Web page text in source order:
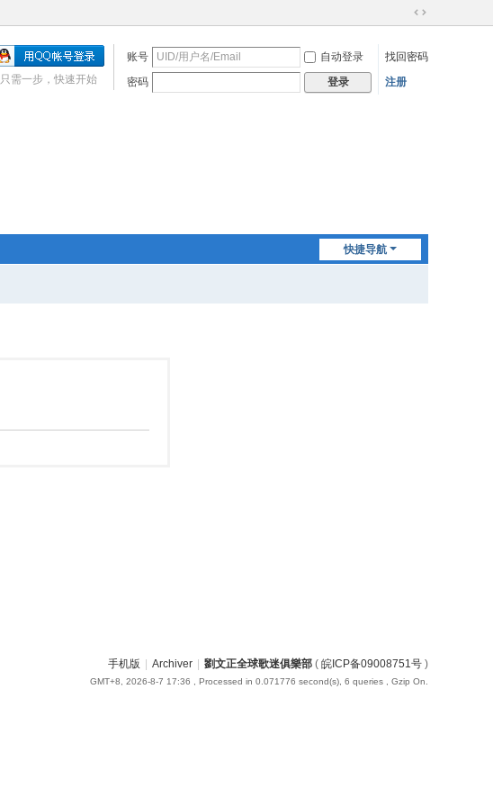
切
到
账号 自动登录
找回密码
密码
登录 注册
只需一步，快速开始
快捷导航
手机版 Archiver 劉文正全球歌迷俱樂部 ( 皖ICP备09008751号 )
GMT+8, 2026-8-7 17:36 , Processed in 0.071776 second(s), 6 queries , Gzip On.